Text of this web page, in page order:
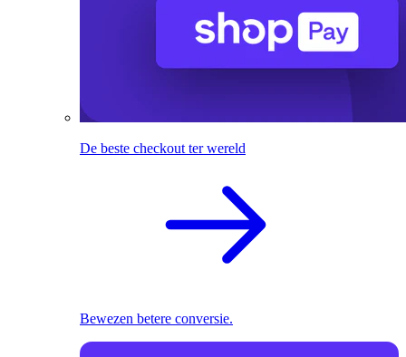
De beste checkout ter wereld
Bewezen betere conversie.